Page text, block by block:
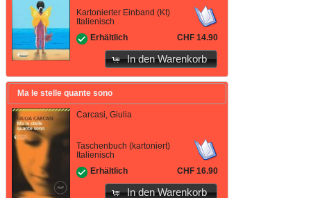
Kartonierter Einband (Kt)
Italienisch
Erhältlich
CHF 14.90
In den Warenkorb
Ma le stelle quante sono
Carcasi, Giulia
Taschenbuch (kartoniert)
Italienisch
Erhältlich
CHF 16.90
In den Warenkorb